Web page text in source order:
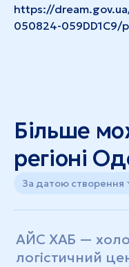
https://
050824-059DD1C9/
Більше
регіоні
За датою створення
АЙС ХАБ —
логістичний